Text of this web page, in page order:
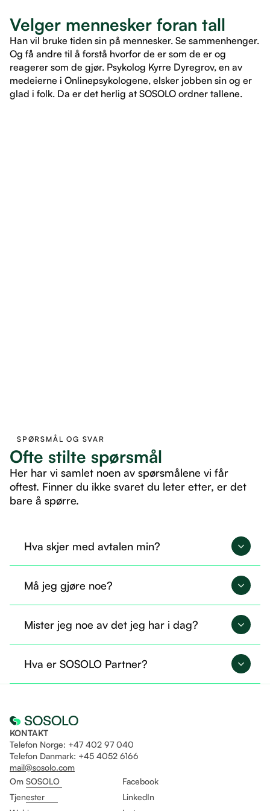
Velger mennesker foran tall
Han vil bruke tiden sin på mennesker. Se sammenhenger.
Og få andre til å forstå hvorfor de er som de er og
reagerer som de gjør. Psykolog Kyrre Dyregrov, en av
medeierne i Onlinepsykologene, elsker jobben sin og er
glad i folk. Da er det herlig at SOSOLO ordner tallene.
SPØRSMÅL OG SVAR
Ofte stilte spørsmål
Her har vi samlet noen av spørsmålene vi får
oftest. Finner du ikke svaret du leter etter, er det
bare å spørre.
Hva skjer med avtalen min?
nøyaktig samme måte.
Må jeg gjøre noe?
overført, og du kan fortsette som før.
Mister jeg noe av det jeg har i dag?
bruker. I tillegg får du mulighet til å ta i bruk flere
Hva er SOSOLO Partner?
KONTAKT
Telefon Norge: +47 402 97 040
Telefon Danmark: +45 4052 6166
mail@sosolo.com
Om SOSOLO
Tjenester
Facebook
LinkedIn